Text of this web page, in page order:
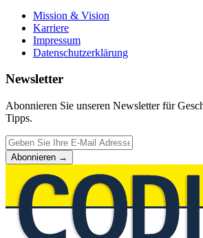
Mission & Vision
Karriere
Impressum
Datenschutzerklärung
Newsletter
Abonnieren Sie unseren Newsletter für
Tipps.
Abonnieren →